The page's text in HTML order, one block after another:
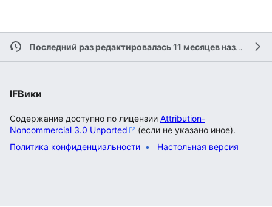
Последний раз редактировалась 11 месяцев назад
IFВики
Содержание доступно по лицензии Attribution-
Noncommercial 3.0 Unported
(если не указано иное).
Политика конфиденциальности
Настольная версия